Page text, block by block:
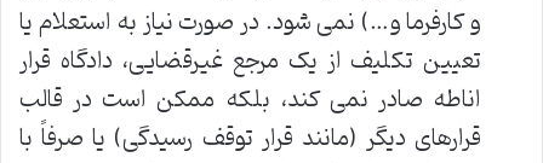
و کارفرما و…) نمی شود. در صورت نیاز به استعلام یا
تعیین تکلیف از یک مرجع غیرقضایی، دادگاه قرار
اناطه صادر نمی کند، بلکه ممکن است در قالب
قرارهای دیگر (مانند قرار توقف رسیدگی) یا صرفاً با